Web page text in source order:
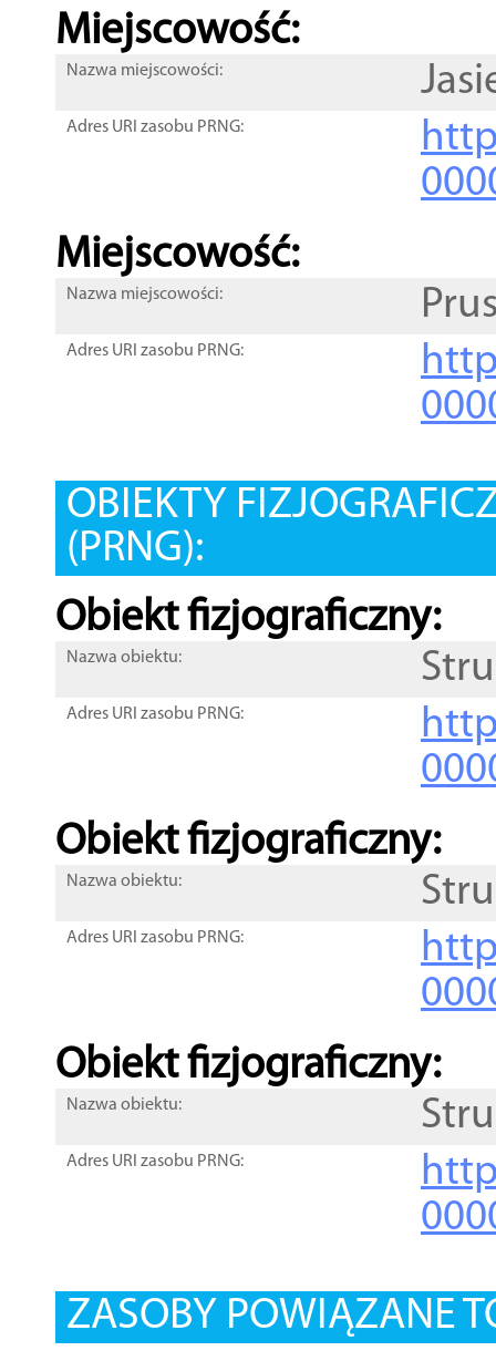
Miejscowość:
Nazwa miejscowości:
Adres URI zasobu PRNG:
Miejscowość:
Nazwa miejscowości:
Adres URI zasobu PRNG:
OBIEKTY
(PRNG):
Obiekt fizjograficzny:
Nazwa obiektu:
Adres URI zasobu PRNG:
Obiekt fizjograficzny:
Nazwa obiektu:
Adres URI zasobu PRNG:
Obiekt fizjograficzny:
Nazwa obiektu:
Adres URI zasobu PRNG:
ZASOBY POWIĄZANE